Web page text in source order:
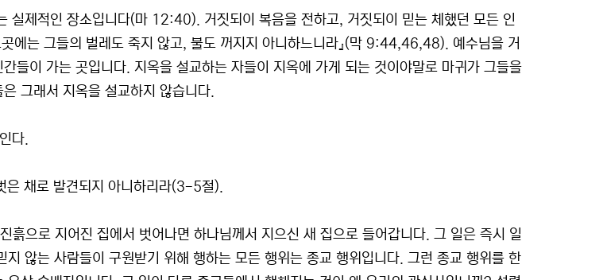
실제적인 장소입니다(마 12:40). 거짓되이 복음을 전하고, 거짓되이 믿는 체했던 모든 인
곳에는 그들의 벌레도 죽지 않고, 불도 꺼지지 아니하느니라』(막 9:44,46,48). 예수님을 거
들이 가는 곳입니다. 지옥을 설교하는 자들이 지옥에 가게 되는 것이야말로 마귀가 그들을
그래서 지옥을 설교하지 않습니다.
다.
은 채로 발견되지 아니하리라(3-5절).
흙으로 지어진 집에서 벗어나면 하나님께서 지으신 새 집으로 들어갑니다. 그 일은 즉시 일
지 않는 사람들이 구원받기 위해 행하는 모든 행위는 종교 행위입니다. 그런 종교 행위를 한